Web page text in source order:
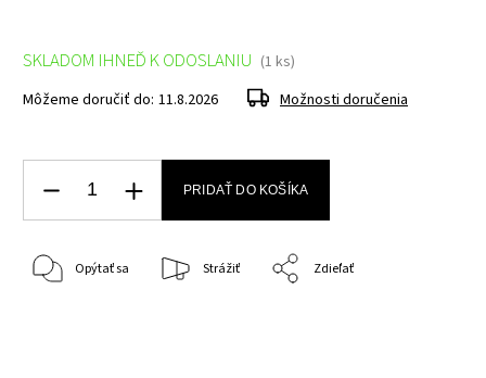
SKLADOM IHNEĎ K ODOSLANIU (1 ks)
Môžeme doručiť do: 11.8.2026 Možnosti doručenia
PRIDAŤ DO KOŠÍKA
Opýtať sa Strážiť Zdieľať